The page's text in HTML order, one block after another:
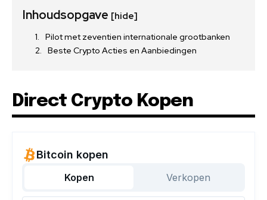
Inhoudsopgave [hide]
Pilot met zeventien internationale grootbanken
Beste Crypto Acties en Aanbiedingen
Direct Crypto Kopen